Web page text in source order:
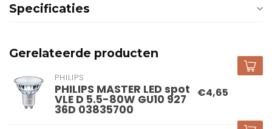
Specificaties
Gerelateerde producten
PHILIPS
PHILIPS MASTER LED spot
VLE D 5.5-80W GU10 927
36D 03835700
€4,65